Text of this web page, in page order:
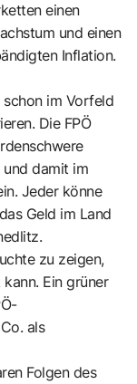
einen
und einen
Inflation.
im Vorfeld
Die FPÖ
damit im
Jeder könne
Geld im Land
zu zeigen,
Ein grüner
als
Folgen des